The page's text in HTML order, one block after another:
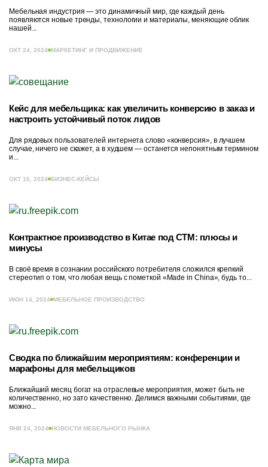
Мебельная индустрия — это динамичный мир, где каждый день
появляются новые тренды, технологии и материалы, меняющие облик
нашей...
ОКТ 24, 2024 МАРКЕТИНГ И ПРОДВИЖЕНИЕ
Кейс для мебельщика: как увеличить конверсию в заказ и
настроить устойчивый поток лидов
Для рядовых пользователей интернета слово «конверсия», в лучшем
случае, ничего не скажет, а в худшем — останется непонятным термином
и...
ОКТ 16, 2024 БИЗНЕС-КЕЙСЫ
Контрактное производство в Китае под СТМ: плюсы и
минусы
В своё время в сознании российского потребителя сложился крепкий
стереотип о том, что любая вещь с пометкой «Made in China», будь то...
ИЮН 14, 2024 МЕБЕЛЬНОЕ ПРОИЗВОДСТВО
Сводка по ближайшим мероприятиям: конференции и
марафоны для мебельщиков
Ближайший месяц богат на отраслевые мероприятия, может быть не
количественно, но зато качественно. Делимся важными событиями, где
можно...
ЯНВ 24, 2024 НОВОСТИ МЕБЕЛЬНОГО РЫНКА